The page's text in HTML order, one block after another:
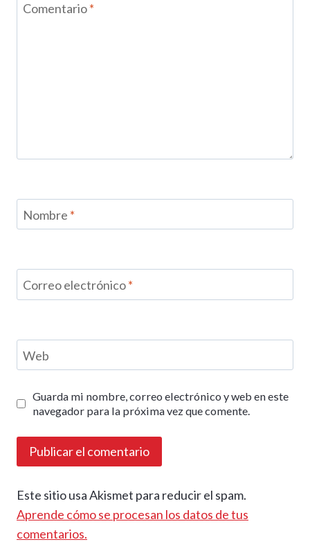
Comentario*
Nombre *
Correo electrónico*
Web
Guarda mi nombre, correo electrónico y web en este
navegador para la próxima vez que comente.
Este sitio usa Akismet para reducir el spam.
Aprende cómo se procesan los datos de tus
comentarios.